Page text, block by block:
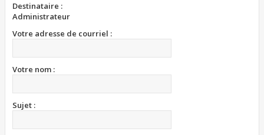
Destinataire :
Administrateur
Votre adresse de courriel :
Votre nom :
Sujet :